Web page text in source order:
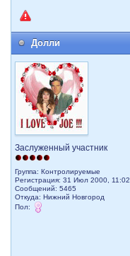
Долли
Заслуженный участник
Группа: Контролируемые
Регистрация: 31 Июл 2000, 11:02
Сообщений: 5465
Откуда: Нижний Новгород
Пол: